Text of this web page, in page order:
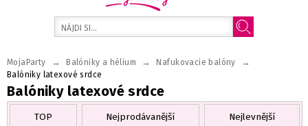
Balóniky latexové srdce
MojaParty → Balóniky a hélium → Nafukovacie balóny →
Balóniky latexové srdce
TOP Nejprodávanější Nejlevnější